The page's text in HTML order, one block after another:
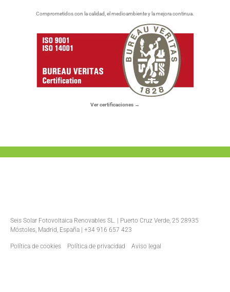
Comprometidos con la calidad, el medioambiente y la mejora continua.
Ver certificaciones →
Seis Solar Fotovoltaica Renovables SL. | Puerto Cruz Verde, 25 28935
Móstoles, Madrid, España | +34 916 657 423
Política de cookies Política de privacidad Aviso legal